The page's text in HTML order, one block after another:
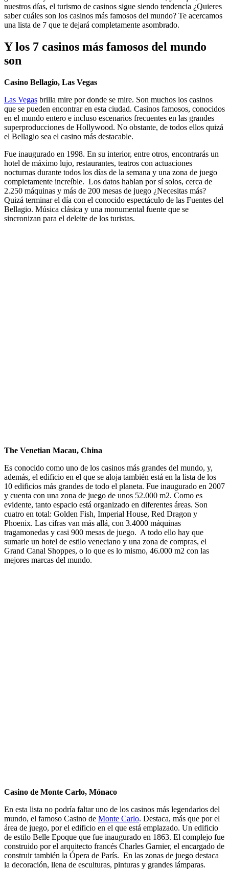
nuestros días, el turismo de casinos sigue siendo tendencia ¿Quieres
saber cuáles son los casinos más famosos del mundo? Te acercamos
una lista de 7 que te dejará completamente asombrado.
Y los 7 casinos más famosos del mundo
son
Casino Bellagio, Las Vegas
Las Vegas brilla mire por donde se mire. Son muchos los casinos
que se pueden encontrar en esta ciudad. Casinos famosos, conocidos
en el mundo entero e incluso escenarios frecuentes en las grandes
superproducciones de Hollywood. No obstante, de todos ellos quizá
el Bellagio sea el casino más destacable.
Fue inaugurado en 1998. En su interior, entre otros, encontrarás un
hotel de máximo lujo, restaurantes, teatros con actuaciones
nocturnas durante todos los días de la semana y una zona de juego
completamente increíble. Los datos hablan por sí solos, cerca de
2.250 máquinas y más de 200 mesas de juego ¿Necesitas más?
Quizá terminar el día con el conocido espectáculo de las Fuentes del
Bellagio. Música clásica y una monumental fuente que se
sincronizan para el deleite de los turistas.
The Venetian Macau, China
Es conocido como uno de los casinos más grandes del mundo, y,
además, el edificio en el que se aloja también está en la lista de los
10 edificios más grandes de todo el planeta. Fue inaugurado en 2007
y cuenta con una zona de juego de unos 52.000 m2. Como es
evidente, tanto espacio está organizado en diferentes áreas. Son
cuatro en total: Golden Fish, Imperial House, Red Dragon y
Phoenix. Las cifras van más allá, con 3.4000 máquinas
tragamonedas y casi 900 mesas de juego. A todo ello hay que
sumarle un hotel de estilo veneciano y una zona de compras, el
Grand Canal Shoppes, o lo que es lo mismo, 46.000 m2 con las
mejores marcas del mundo.
Casino de Monte Carlo, Mónaco
En esta lista no podría faltar uno de los casinos más legendarios del
mundo, el famoso Casino de Monte Carlo. Destaca, más que por el
área de juego, por el edificio en el que está emplazado. Un edificio
de estilo Belle Epoque que fue inaugurado en 1863. El complejo fue
construido por el arquitecto francés Charles Garnier, el encargado de
construir también la Ópera de París. En las zonas de juego destaca
la decoración, llena de esculturas, pinturas y grandes lámparas.